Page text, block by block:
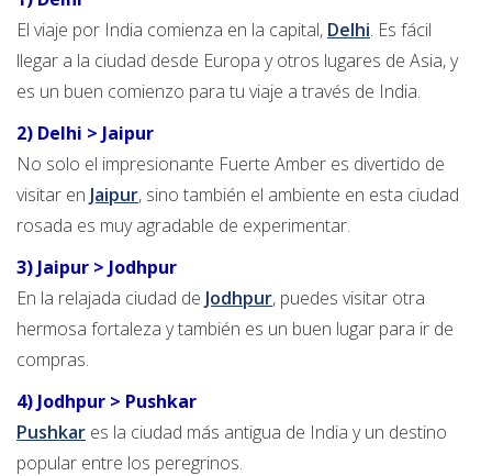
El viaje por India comienza en la capital, Delhi. Es fácil
llegar a la ciudad desde Europa y otros lugares de Asia, y
es un buen comienzo para tu viaje a través de India.
2) Delhi > Jaipur
No solo el impresionante Fuerte Amber es divertido de
visitar en Jaipur, sino también el ambiente en esta ciudad
rosada es muy agradable de experimentar.
3) Jaipur > Jodhpur
En la relajada ciudad de Jodhpur, puedes visitar otra
hermosa fortaleza y también es un buen lugar para ir de
compras.
4) Jodhpur > Pushkar
Pushkar es la ciudad más antigua de India y un destino
popular entre los peregrinos.